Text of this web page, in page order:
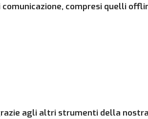
compresi quelli
agli altri strumenti della